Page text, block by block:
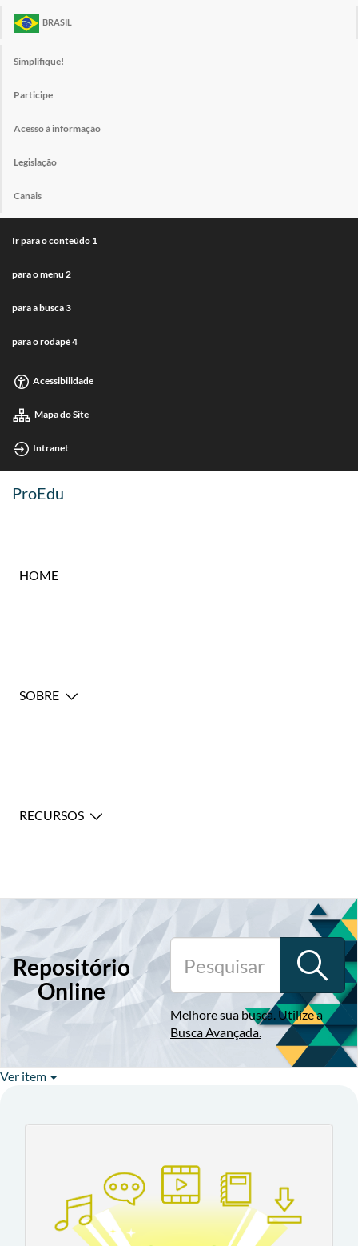
BRASIL
Simplifique!
Participe
Acesso à informação
Legislação
Canais
Ir para o conteúdo 1
para o menu 2
para a busca3
para o rodapé4
Acessibilidade
Mapa do Site
Intranet
ProEdu
HOME
SOBRE
RECURSOS
Repositório
Online
Melhore sua busca. Utilize a
Busca Avançada.
Ver item